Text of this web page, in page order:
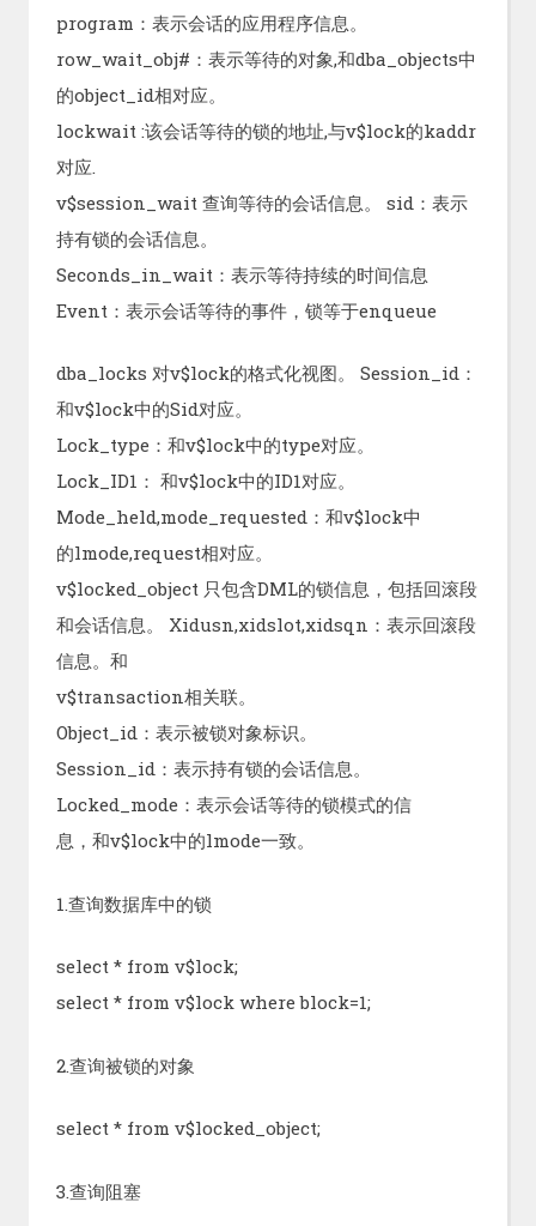
program：表示会话的应用程序信息。
row_wait_obj#：表示等待的对象,和dba_objects中
的object_id相对应。
lockwait :该会话等待的锁的地址,与v$lock的kaddr
对应.
v$session_wait 查询等待的会话信息。 sid：表示
持有锁的会话信息。
Seconds_in_wait：表示等待持续的时间信息
Event：表示会话等待的事件，锁等于enqueue
dba_locks 对v$lock的格式化视图。 Session_id：
和v$lock中的Sid对应。
Lock_type：和v$lock中的type对应。
Lock_ID1： 和v$lock中的ID1对应。
Mode_held,mode_requested：和v$lock中
的lmode,request相对应。
v$locked_object 只包含DML的锁信息，包括回滚段
和会话信息。 Xidusn,xidslot,xidsqn：表示回滚段
信息。和
v$transaction相关联。
Object_id：表示被锁对象标识。
Session_id：表示持有锁的会话信息。
Locked_mode：表示会话等待的锁模式的信
息，和v$lock中的lmode一致。
1.查询数据库中的锁
select * from v$lock;
select * from v$lock where block=1;
2.查询被锁的对象
select * from v$locked_object;
3.查询阻塞